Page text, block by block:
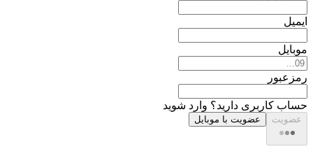
ایمیل
موبایل
رمزعبور
حساب کاربری دارید؟ وارد شوید
عضویت عضویت با موبایل